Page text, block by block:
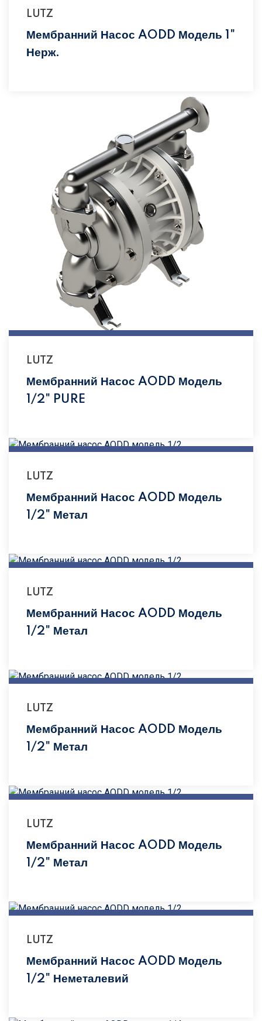
LUTZ
Мембранний Насос AODD Модель 1"
Нерж.
LUTZ
Мембранний Насос AODD Модель
1/2" PURE
LUTZ
Мембранний Насос AODD Модель
1/2" Метал
LUTZ
Мембранний Насос AODD Модель
1/2" Метал
LUTZ
Мембранний Насос AODD Модель
1/2" Метал
LUTZ
Мембранний Насос AODD Модель
1/2" Метал
LUTZ
Мембранний Насос AODD Модель
1/2" Неметалевий